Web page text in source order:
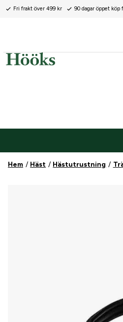
Fri frakt över 499 kr 90 dagar öppet
Hem Häst Hästutrustning